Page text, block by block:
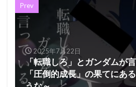
Prev
2025年7月22日
「転職しろ」とガンダムが
「圧倒的成長」の果てにあ